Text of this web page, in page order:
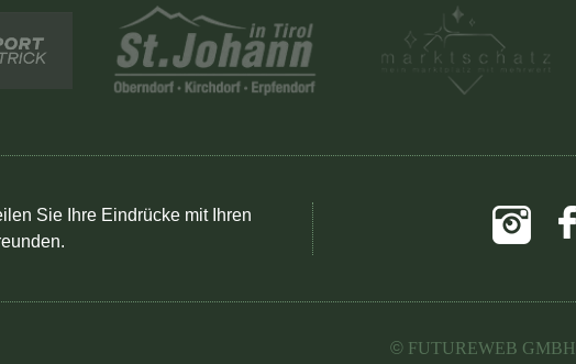
Sie Ihre Eindrücke mit Ihren
© FUTUREWEB GMBH